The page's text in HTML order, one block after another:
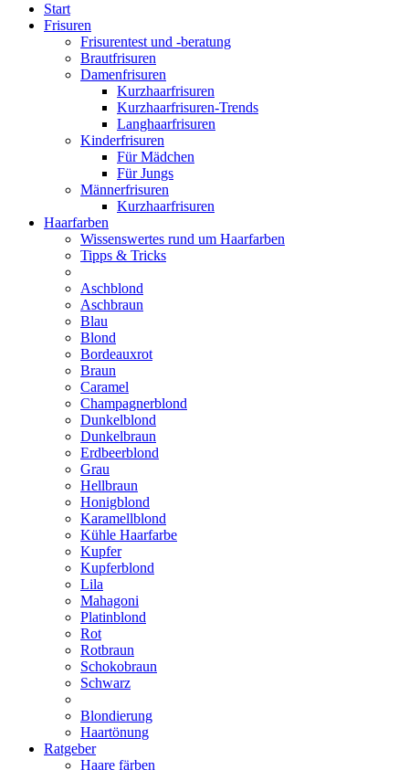
Start
Frisuren
Frisurentest und -beratung
Brautfrisuren
Damenfrisuren
Kurzhaarfrisuren
Kurzhaarfrisuren-Trends
Langhaarfrisuren
Kinderfrisuren
Für Mädchen
Für Jungs
Männerfrisuren
Kurzhaarfrisuren
Haarfarben
Wissenswertes rund um Haarfarben
Tipps & Tricks
Aschblond
Aschbraun
Blau
Blond
Bordeauxrot
Braun
Caramel
Champagnerblond
Dunkelblond
Dunkelbraun
Erdbeerblond
Grau
Hellbraun
Honigblond
Karamellblond
Kühle Haarfarbe
Kupfer
Kupferblond
Lila
Mahagoni
Platinblond
Rot
Rotbraun
Schokobraun
Schwarz
Blondierung
Haartönung
Ratgeber
Haare färben